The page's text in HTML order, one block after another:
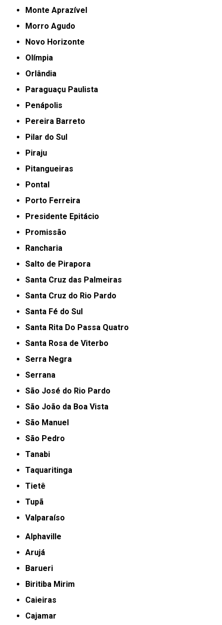
Monte Aprazível
Morro Agudo
Novo Horizonte
Olímpia
Orlândia
Paraguaçu Paulista
Penápolis
Pereira Barreto
Pilar do Sul
Piraju
Pitangueiras
Pontal
Porto Ferreira
Presidente Epitácio
Promissão
Rancharia
Salto de Pirapora
Santa Cruz das Palmeiras
Santa Cruz do Rio Pardo
Santa Fé do Sul
Santa Rita Do Passa Quatro
Santa Rosa de Viterbo
Serra Negra
Serrana
São José do Rio Pardo
São João da Boa Vista
São Manuel
São Pedro
Tanabi
Taquaritinga
Tietê
Tupã
Valparaíso
Alphaville
Arujá
Barueri
Biritiba Mirim
Caieiras
Cajamar